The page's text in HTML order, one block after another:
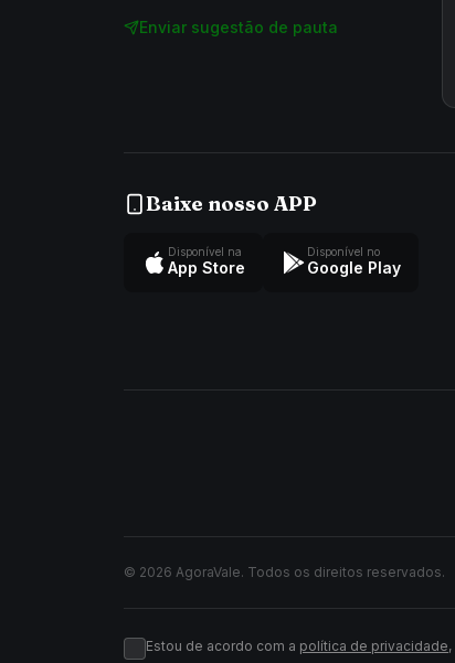
Enviar sugestão de pauta
Baixe nosso APP
Disponível na
App Store
Disponível no
Google Play
© 2026 AgoraVale. Todos os direitos reservados.
Estou de acordo com a política de privacidade,